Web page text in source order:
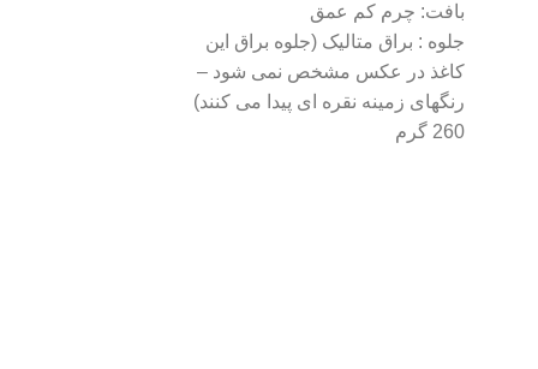
بافت: چرم کم عمق
جلوه : براق متالیک (جلوه براق این
کاغذ در عکس مشخص نمی شود –
رنگهای زمینه نقره ای پیدا می کنند)
260 گرم